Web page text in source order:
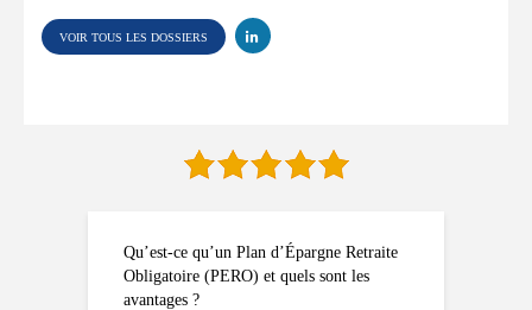
VOIR TOUS LES DOSSIERS
Qu’est-ce qu’un Plan d’Épargne Retraite
Obligatoire (PERO) et quels sont les
avantages ?